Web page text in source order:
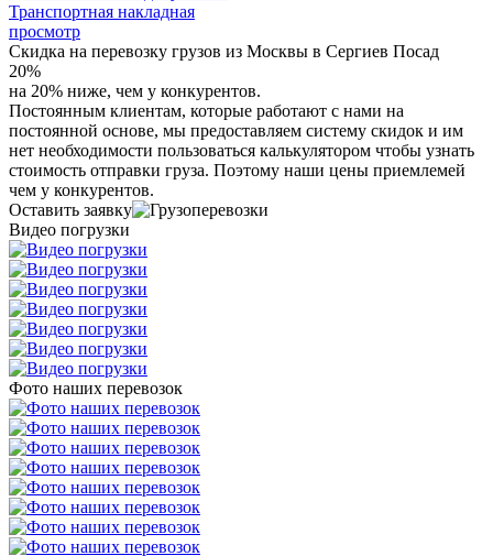
Транспортная накладная
просмотр
Скидка на перевозку грузов из Москвы в Сергиев Посад
20%
на 20% ниже, чем у конкурентов.
Постоянным клиентам, которые работают с нами на
постоянной основе, мы предоставляем систему скидок и им
нет необходимости пользоваться калькулятором чтобы узнать
стоимость отправки груза. Поэтому наши цены приемлемей
чем у конкурентов.
Оставить заявку
Видео погрузки
Фото наших перевозок